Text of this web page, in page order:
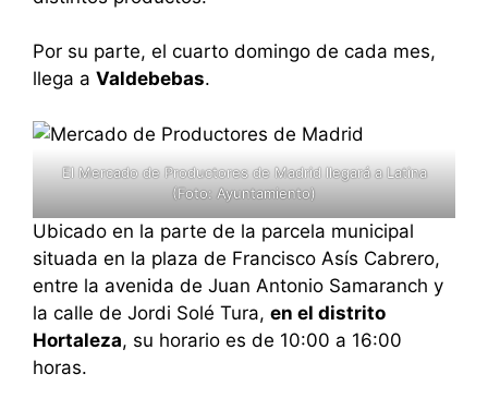
Por su parte, el cuarto domingo de cada mes,
llega a Valdebebas.
El Mercado de Productores de Madrid llegará a Latina
(Foto: Ayuntamiento)
Ubicado en la parte de la parcela municipal
situada en la plaza de Francisco Asís Cabrero,
entre la avenida de Juan Antonio Samaranch y
la calle de Jordi Solé Tura, en el distrito
Hortaleza, su horario es de 10:00 a 16:00
horas.